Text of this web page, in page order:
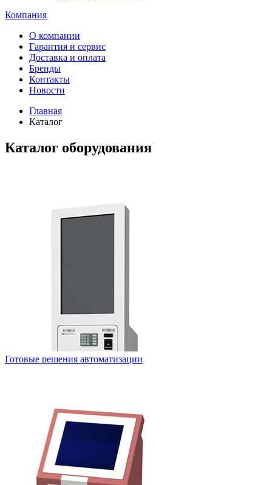
Компания
О компании
Гарантия и сервис
Доставка и оплата
Бренды
Контакты
Новости
Главная
Каталог
Каталог оборудования
Готовые решения автоматизации